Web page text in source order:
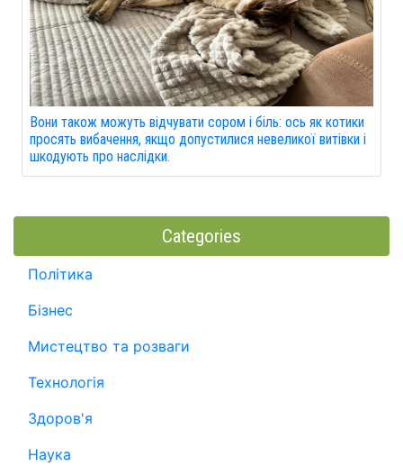
Вони також можуть відчувати сором і біль: ось як котики
просять вибачення, якщо допустилися невеликої витівки і
шкодують про наслідки.
Categories
Політика
Бізнес
Мистецтво та розваги
Технологія
Здоров'я
Наука